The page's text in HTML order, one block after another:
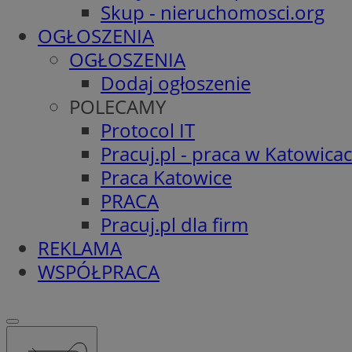
Skup - nieruchomosci.org
OGŁOSZENIA
OGŁOSZENIA
Dodaj ogłoszenie
POLECAMY
Protocol IT
Pracuj.pl - praca w
Praca Katowice
PRACA
Pracuj.pl dla firm
REKLAMA
WSPÓŁPRACA